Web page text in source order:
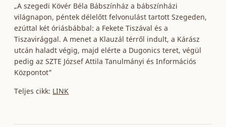
„A szegedi Kövér Béla Bábszínház a bábszínházi
világnapon, péntek délelőtt felvonulást tartott Szegeden,
ezúttal két óriásbábbal: a Fekete Tiszával és a
Tiszavirággal. A menet a Klauzál térről indult, a Kárász
utcán haladt végig, majd elérte a Dugonics teret, végül
pedig az SZTE József Attila Tanulmányi és Információs
Központot”
Teljes cikk: LINK